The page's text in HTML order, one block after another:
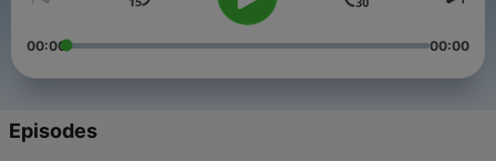
00:00 00:00
Episodes